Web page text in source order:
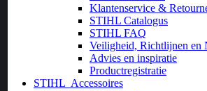
Klantenservice &
STIHL Catalogus
STIHL FAQ
Veiligheid, Richtlijnen en
Advies en inspiratie
Productregistratie
STIHL Accessoires